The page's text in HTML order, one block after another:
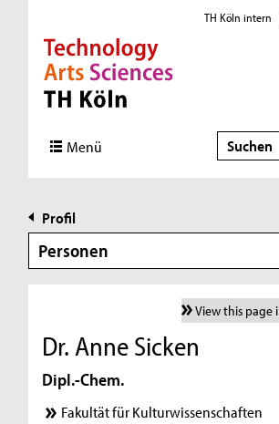
Direkt zur Hauptnavigation
Direkt zur Subnavigation
Direkt zum Inhalt
Direkt zum Fußbereich
TH Köln intern
Menü Suche
Profil
Personen
View this page
Dr. Anne Sicken
Dipl.-Chem.
Fakultät für Kulturwissenschaften